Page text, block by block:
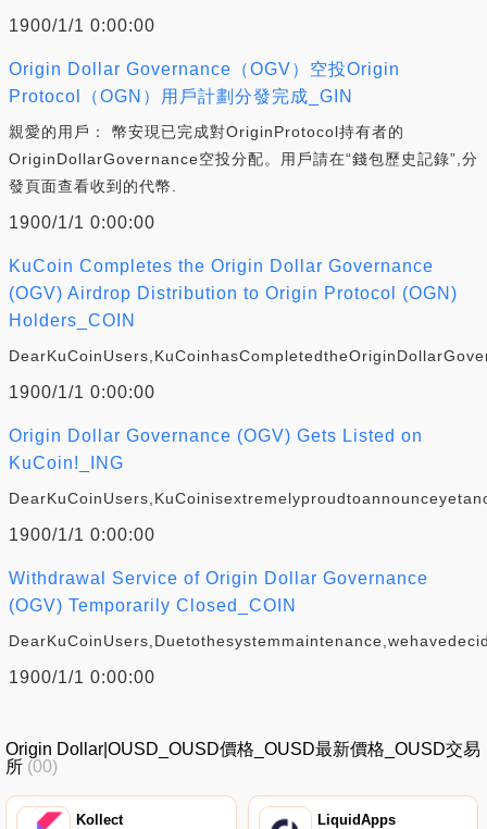
1900/1/1 0:00:00
Origin Dollar Governance（OGV）空投Origin
Protocol（OGN）用戶計劃分發完成_GIN
親愛的用戶： 幣安現已完成對OriginProtocol持有者的
OriginDollarGovernance空投分配。用戶請在“錢包歷史記錄”,分
發頁面查看收到的代幣.
1900/1/1 0:00:00
KuCoin Completes the Origin Dollar Governance
(OGV) Airdrop Distribution to Origin Protocol (OGN)
Holders_COIN
1900/1/1 0:00:00
Origin Dollar Governance (OGV) Gets Listed on
KuCoin!_ING
1900/1/1 0:00:00
Withdrawal Service of Origin Dollar Governance
(OGV) Temporarily Closed_COIN
1900/1/1 0:00:00
Origin Dollar|OUSD_OUSD價格_OUSD最新價格_OUSD交易
所 (00)
Kollect LiquidApps